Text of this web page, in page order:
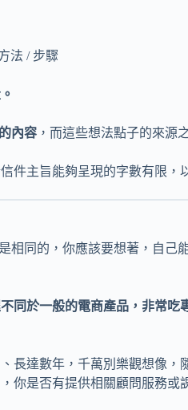
法 / 步驟
內容 ，而這些想法點子的來源
件主旨能夠呈現的字數有限
相同的，你應該要想著，自
同於一般的電商產品，非常
長達數年，千萬別樂觀想像
你是否有提供相關顧問服務或